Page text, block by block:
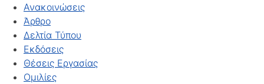
Ανακοινώσεις
Άρθρο
Δελτία Τύπου
Εκδόσεις
Θέσεις Εργασίας
Ομιλίες